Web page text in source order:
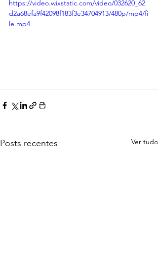
https://video.wixstatic.com/video/032620_62
d2a68efa9f42098f183f3e34704913/480p/mp4/fi
le.mp4
Posts recentes Ver tudo